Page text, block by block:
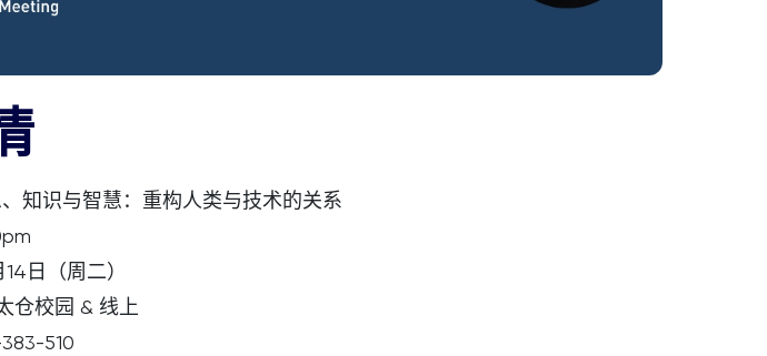
知识与智慧：重构人类与技术的关系
日（周二）
仓校园 & 线上
510